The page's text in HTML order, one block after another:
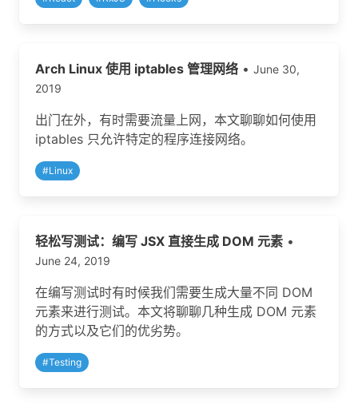
Arch Linux 使用 iptables 管理网络 • June 30,
2019
出门在外，有时需要流量上网，本文聊聊如何使用
iptables 只允许特定的程序连接网络。
#Linux
轻松写测试：编写 JSX 直接生成 DOM 元素 •
June 24, 2019
在编写测试时有时候我们需要生成大量不同 DOM
元素来进行测试。本文将聊聊几种生成 DOM 元素
的方式以及它们的优劣势。
#Testing